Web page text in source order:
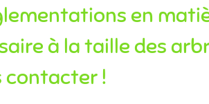
en
à la taille des
contacter !